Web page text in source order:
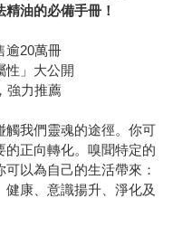
油的必備手冊！
逾20萬冊
性」大公開
強力推薦
觸我們靈魂的途徑。你可
的正向轉化。嗅聞特定的
以為自己的生活帶來：
康、意識揚升、淨化及